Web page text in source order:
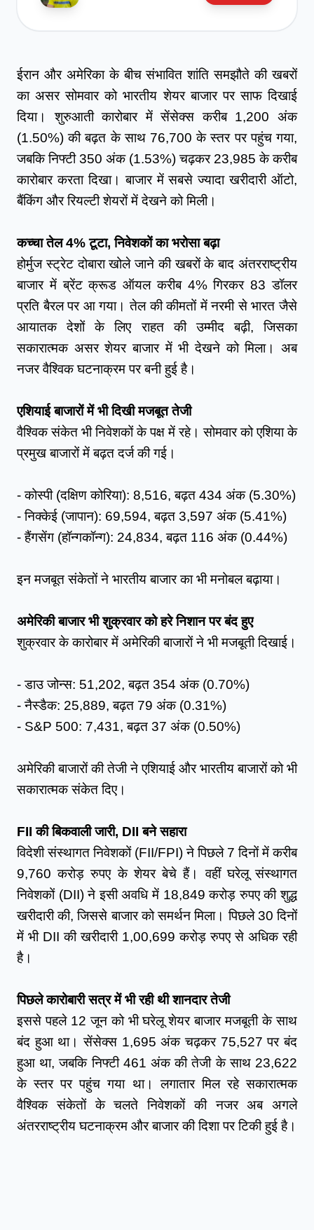
ईरान और अमेरिका के बीच संभावित शांति समझौते की खबरों
का असर सोमवार को भारतीय शेयर बाजार पर साफ दिखाई
दिया। शुरुआती कारोबार में सेंसेक्स करीब 1,200 अंक
(1.50%) की बढ़त के साथ 76,700 के स्तर पर पहुंच गया,
जबकि निफ्टी 350 अंक (1.53%) चढ़कर 23,985 के करीब
कारोबार करता दिखा। बाजार में सबसे ज्यादा खरीदारी ऑटो,
बैंकिंग और रियल्टी शेयरों में देखने को मिली।
कच्चा तेल 4% टूटा, निवेशकों का भरोसा बढ़ा
होर्मुज स्ट्रेट दोबारा खोले जाने की खबरों के बाद अंतरराष्ट्रीय
बाजार में ब्रेंट क्रूड ऑयल करीब 4% गिरकर 83 डॉलर
प्रति बैरल पर आ गया। तेल की कीमतों में नरमी से भारत जैसे
आयातक देशों के लिए राहत की उम्मीद बढ़ी, जिसका
सकारात्मक असर शेयर बाजार में भी देखने को मिला। अब
नजर वैश्विक घटनाक्रम पर बनी हुई है।
एशियाई बाजारों में भी दिखी मजबूत तेजी
वैश्विक संकेत भी निवेशकों के पक्ष में रहे। सोमवार को एशिया के
प्रमुख बाजारों में बढ़त दर्ज की गई।
- कोस्पी (दक्षिण कोरिया): 8,516, बढ़त 434 अंक (5.30%)
- निक्केई (जापान): 69,594, बढ़त 3,597 अंक (5.41%)
- हैंगसेंग (हॉन्गकॉन्ग): 24,834, बढ़त 116 अंक (0.44%)
इन मजबूत संकेतों ने भारतीय बाजार का भी मनोबल बढ़ाया।
अमेरिकी बाजार भी शुक्रवार को हरे निशान पर बंद हुए
शुक्रवार के कारोबार में अमेरिकी बाजारों ने भी मजबूती दिखाई।
- डाउ जोन्स: 51,202, बढ़त 354 अंक (0.70%)
- नैस्डैक: 25,889, बढ़त 79 अंक (0.31%)
- S&P 500: 7,431, बढ़त 37 अंक (0.50%)
अमेरिकी बाजारों की तेजी ने एशियाई और भारतीय बाजारों को भी
सकारात्मक संकेत दिए।
FII की बिकवाली जारी, DII बने सहारा
विदेशी संस्थागत निवेशकों (FII/FPI) ने पिछले 7 दिनों में करीब
9,760 करोड़ रुपए के शेयर बेचे हैं। वहीं घरेलू संस्थागत
निवेशकों (DII) ने इसी अवधि में 18,849 करोड़ रुपए की शुद्ध
खरीदारी की, जिससे बाजार को समर्थन मिला। पिछले 30 दिनों
में भी DII की खरीदारी 1,00,699 करोड़ रुपए से अधिक रही
है।
पिछले कारोबारी सत्र में भी रही थी शानदार तेजी
इससे पहले 12 जून को भी घरेलू शेयर बाजार मजबूती के साथ
बंद हुआ था। सेंसेक्स 1,695 अंक चढ़कर 75,527 पर बंद
हुआ था, जबकि निफ्टी 461 अंक की तेजी के साथ 23,622
के स्तर पर पहुंच गया था। लगातार मिल रहे सकारात्मक
वैश्विक संकेतों के चलते निवेशकों की नजर अब अगले
अंतरराष्ट्रीय घटनाक्रम और बाजार की दिशा पर टिकी हुई है।